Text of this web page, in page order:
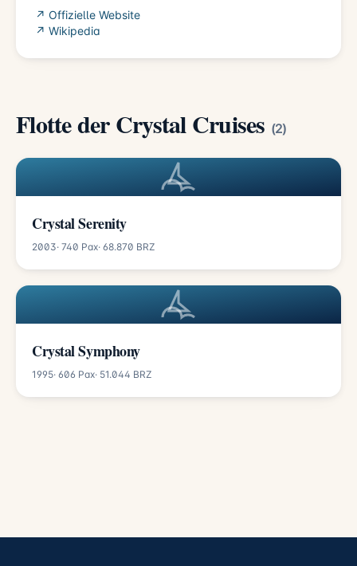
↗ Offizielle Website
↗ Wikipedia
Flotte der Crystal Cruises (2)
Crystal Serenity
2003· 740 Pax· 68.870 BRZ
Crystal Symphony
1995· 606 Pax· 51.044 BRZ